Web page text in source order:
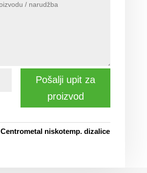
Pošalji upit za
proizvod
Centrometal niskotemp. dizalice